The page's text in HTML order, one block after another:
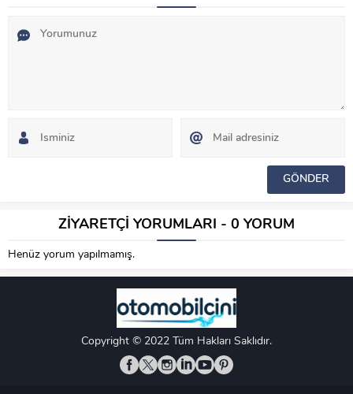
ZİYARETÇİ YORUMLARI - 0 YORUM
Henüz yorum yapılmamış.
Copyright © 2022 Tüm Hakları Saklıdır.